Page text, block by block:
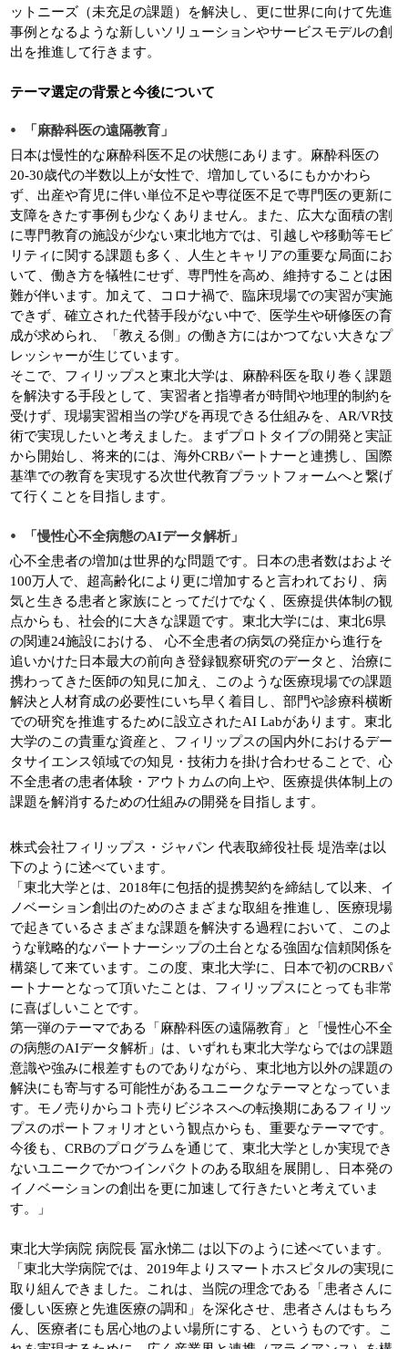
ットニーズ（未充足の課題）を解決し、更に世界に向けて先進
事例となるような新しいソリューションやサービスモデルの創
出を推進して行きます。
テーマ選定の背景と今後について
「麻酔科医の遠隔教育」
日本は慢性的な麻酔科医不足の状態にあります。麻酔科医の
20-30歳代の半数以上が女性で、増加しているにもかかわら
ず、出産や育児に伴い単位不足や専従医不足で専門医の更新に
支障をきたす事例も少なくありません。また、広大な面積の割
に専門教育の施設が少ない東北地方では、引越しや移動等モビ
リティに関する課題も多く、人生とキャリアの重要な局面にお
いて、働き方を犠牲にせず、専門性を高め、維持することは困
難が伴います。加えて、コロナ禍で、臨床現場での実習が実施
できず、確立された代替手段がない中で、医学生や研修医の育
成が求められ、「教える側」の働き方にはかつてない大きなプ
レッシャーが生じています。
そこで、フィリップスと東北大学は、麻酔科医を取り巻く課題
を解決する手段として、実習者と指導者が時間や地理的制約を
受けず、現場実習相当の学びを再現できる仕組みを、AR/VR技
術で実現したいと考えました。まずプロトタイプの開発と実証
から開始し、将来的には、海外CRBパートナーと連携し、国際
基準での教育を実現する次世代教育プラットフォームへと繋げ
て行くことを目指します。
「慢性心不全病態のAIデータ解析」
心不全患者の増加は世界的な問題です。日本の患者数はおよそ
100万人で、超高齢化により更に増加すると言われており、病
気と生きる患者と家族にとってだけでなく、医療提供体制の観
点からも、社会的に大きな課題です。東北大学には、東北6県
の関連24施設における、 心不全患者の病気の発症から進行を
追いかけた日本最大の前向き登録観察研究のデータと、治療に
携わってきた医師の知見に加え、このような医療現場での課題
解決と人材育成の必要性にいち早く着目し、部門や診療科横断
での研究を推進するために設立されたAI Labがあります。東北
大学のこの貴重な資産と、フィリップスの国内外におけるデー
タサイエンス領域での知見・技術力を掛け合わせることで、心
不全患者の患者体験・アウトカムの向上や、医療提供体制上の
課題を解消するための仕組みの開発を目指します。
株式会社フィリップス・ジャパン 代表取締役社長 堤浩幸は以
下のように述べています。
「東北大学とは、2018年に包括的提携契約を締結して以来、イ
ノベーション創出のためのさまざまな取組を推進し、医療現場
で起きているさまざまな課題を解決する過程において、このよ
うな戦略的なパートナーシップの土台となる強固な信頼関係を
構築して来ています。この度、東北大学に、日本で初のCRBパ
ートナーとなって頂いたことは、フィリップスにとっても非常
に喜ばしいことです。
第一弾のテーマである「麻酔科医の遠隔教育」と「慢性心不全
の病態のAIデータ解析」は、いずれも東北大学ならではの課題
意識や強みに根差すものでありながら、東北地方以外の課題の
解決にも寄与する可能性があるユニークなテーマとなっていま
す。モノ売りからコト売りビジネスへの転換期にあるフィリッ
プスのポートフォリオという観点からも、重要なテーマです。
今後も、CRBのプログラムを通じて、東北大学としか実現でき
ないユニークでかつインパクトのある取組を展開し、日本発の
イノベーションの創出を更に加速して行きたいと考えていま
す。」
東北大学病院 病院長 冨永悌二 は以下のように述べています。
「東北大学病院では、2019年よりスマートホスピタルの実現に
取り組んできました。これは、当院の理念である「患者さんに
優しい医療と先進医療の調和」を深化させ、患者さんはもちろ
ん、医療者にも居心地のよい場所にする、というものです。こ